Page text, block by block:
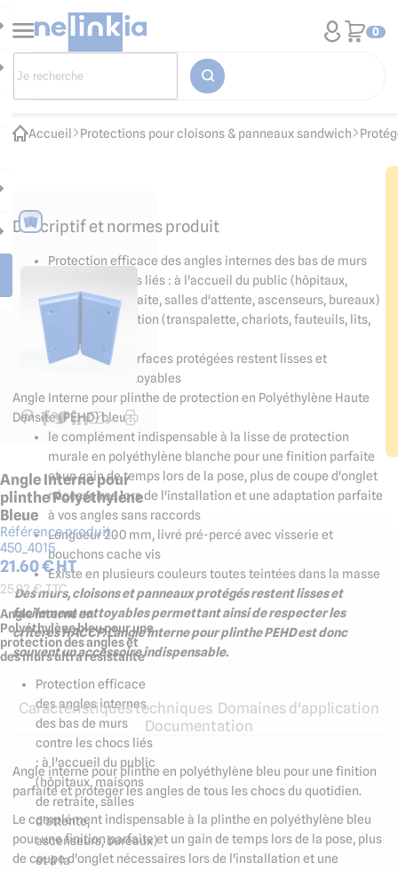
0
Accueil Protections pour cloisons & panneaux sandwich
Angle Interne pour
plinthe Polyéthylène
Bleue
Référence produit :
450_4015
21.60€ HT
25.92€ TTC
Angle interne en
Polyéthylène bleu pour une
protection des angles et
des murs ultra résistante
Protection efficace
des angles internes
des bas de murs
contre les chocs liés
: à l'accueil du public
(hôpitaux, maisons
de retraite, salles
d'attente,
ascenseurs, bureaux)
et à la
Descriptif et normes produit
Protection efficace des angles internes des bas de murs
contre les chocs liés : à l'accueil du public (hôpitaux,
maisons de retraite, salles d'attente, ascenseurs, bureaux)
et à la manutention (transpalette, chariots, fauteuils, lits,
dessertes...)
Hygiène : les surfaces protégées restent lisses et
facilement nettoyables
Angle Interne pour plinthe de protection en Polyéthylène Haute
Densité (PEHD) bleu :
le complément indispensable à la lisse de protection
murale en polyéthylène blanche pour une finition parfaite
et un gain de temps lors de la pose, plus de coupe d'onglet
nécessaires lors de l'installation et une adaptation parfaite
à vos angles sans raccords
Longueur 200 mm, livré pré-percé avec visserie et
bouchons cache vis
Existe en plusieurs couleurs toutes teintées dans la masse
Des murs, cloisons et panneaux protégés restent lisses et
facilement nettoyables permettant ainsi de respecter les
critères HACCP. L'angle Interne pour plinthe PEHD est donc
souvent un accessoire indispensable.
Caractéristiques techniques Domaines d'application
Documentation
Angle interne pour plinthe en polyéthylène bleu pour une finition
parfaite et protéger les angles de tous les chocs du quotidien.
Le complément indispensable à la plinthe en polyéthylène bleu
pour une finition parfaite et un gain de temps lors de la pose, plus
de coupe d'onglet nécessaires lors de l'installation et une